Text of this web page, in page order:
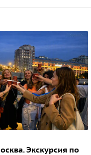
Экскурсия по